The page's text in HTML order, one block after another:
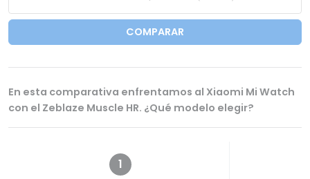
COMPARAR
En esta comparativa enfrentamos al Xiaomi Mi Watch
con el Zeblaze Muscle HR. ¿Qué modelo elegir?
1